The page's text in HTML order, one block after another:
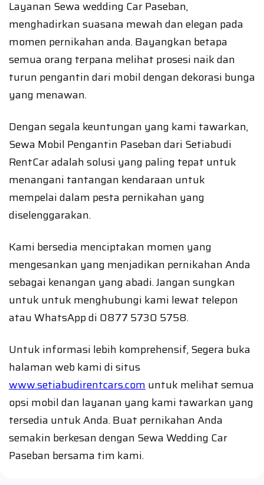
Layanan Sewa wedding Car Paseban,
menghadirkan suasana mewah dan elegan pada
momen pernikahan anda. Bayangkan betapa
semua orang terpana melihat prosesi naik dan
turun pengantin dari mobil dengan dekorasi bunga
yang menawan.
Dengan segala keuntungan yang kami tawarkan,
Sewa Mobil Pengantin Paseban dari Setiabudi
RentCar adalah solusi yang paling tepat untuk
menangani tantangan kendaraan untuk
mempelai dalam pesta pernikahan yang
diselenggarakan.
Kami bersedia menciptakan momen yang
mengesankan yang menjadikan pernikahan Anda
sebagai kenangan yang abadi. Jangan sungkan
untuk untuk menghubungi kami lewat telepon
atau WhatsApp di 0877 5730 5758.
Untuk informasi lebih komprehensif, Segera buka
halaman web kami di situs
www.setiabudirentcars.comuntuk melihat semua
opsi mobil dan layanan yang kami tawarkan yang
tersedia untuk Anda. Buat pernikahan Anda
semakin berkesan dengan Sewa Wedding Car
Paseban bersama tim kami.